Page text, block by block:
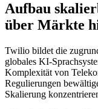
Aufbau
über Märkte
Twilio bildet die
globales KI-
Komplexität von
Regulierungen
Skalierung